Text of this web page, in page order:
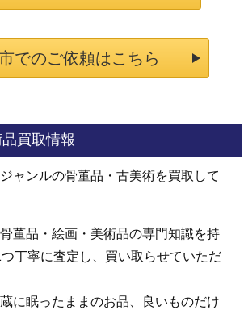
でのご依頼はこちら
買取情報
ャンルの骨董品・古美術を買取して
董品・絵画・美術品の専門知識を持
丁寧に査定し、買い取らせていただ
に眠ったままのお品、良いものだけ